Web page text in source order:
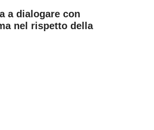
a dialogare con
nel rispetto della